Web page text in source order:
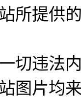
所提供
使用
网络